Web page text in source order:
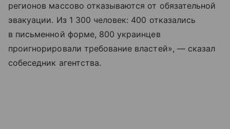
регионов массово отказываются от обязательной
эвакуации. Из 1 300 человек: 400 отказались
в письменной форме, 800 украинцев
проигнорировали требование властей», — сказал
собеседник агентства.